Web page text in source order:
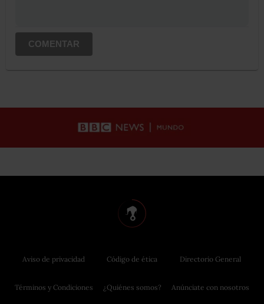
COMENTAR
Aviso de privacidad
Términos y Condiciones
Código de ética
¿Quiénes somos?
Directorio General
Anúnciate con nosotros